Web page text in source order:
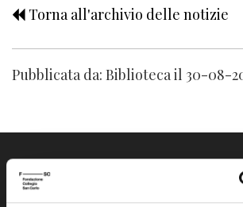
Torna all'archivio delle notizie
Pubblicata da: Biblioteca il 30-08-